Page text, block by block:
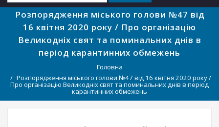
Розпорядження міського голови №47 від
16 квітня 2020 року / Про організацію
Великодніх свят та поминальних днів в
період карантинних обмежень
Головна
Розпорядження міського голови №47 від 16 квітня 2020 року /
Про організацію Великодніх свят та поминальних днів в період
карантинних обмежень